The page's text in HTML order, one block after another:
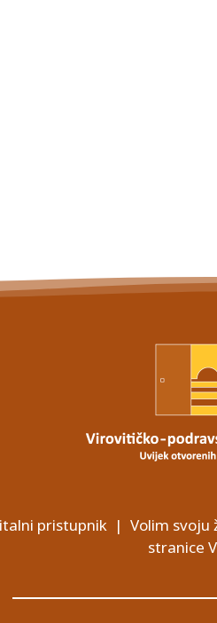
pristupnik| Volim svoju
stranice